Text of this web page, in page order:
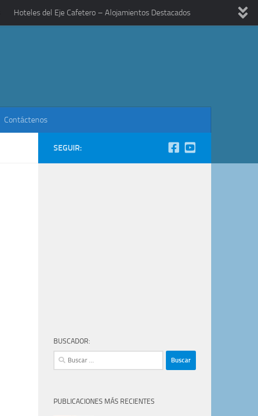
Hoteles del Eje Cafetero – Alojamientos Destacados
Contáctenos
SEGUIR:
BUSCADOR:
Buscar:
PUBLICACIONES MÁS RECIENTES